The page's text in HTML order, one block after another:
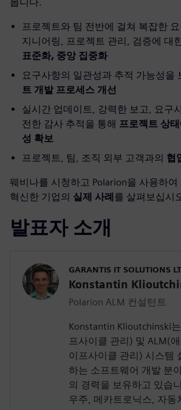
프로젝트와 팀 전반에 걸쳐 복잡한
지니어링, 프로젝트 관리, 검증에 대
표준화, 중앙 집중화
요구사항의 일관성과 추적 가능성을
트 개발 프로세스 개선
실시간 업데이트, 강력한 보고, 요구
전한 감사 추적을 통해 프로젝트 상
성 확보
프로젝트, 팀, 조직 외부 고객과의 협
웨비나를 시청하고 Polarion을 사용하
혁신한 기업의 실제 사례 를 살펴보십시
발표자 소개
GARANTIS IT SOLUTIONS
Konstantin
Polarion ALM 컨설턴트
Konstantin Klioutchinski는
프사이클 관리) 및 ALM(
이프사이클 관리) 시스템
하는 소프트웨어 개발 분
의 경력을 보유하고 있습
우주, 메카트로닉스, 자동